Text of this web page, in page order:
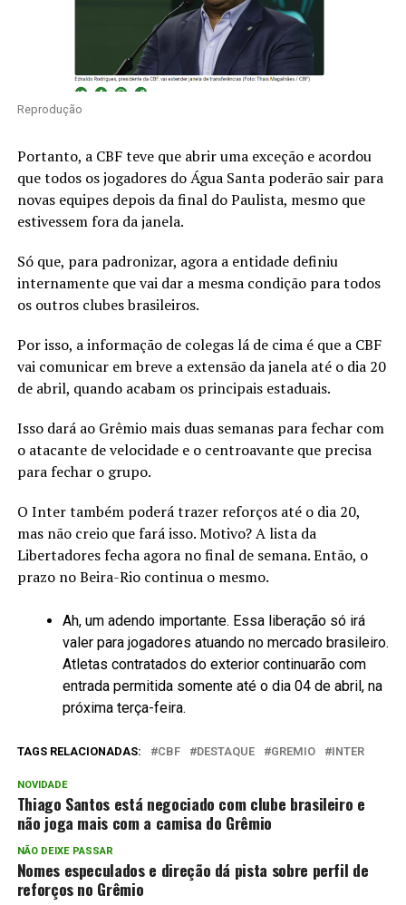
Reprodução
Portanto, a CBF teve que abrir uma exceção e acordou
que todos os jogadores do Água Santa poderão sair para
novas equipes depois da final do Paulista, mesmo que
estivessem fora da janela.
Só que, para padronizar, agora a entidade definiu
internamente que vai dar a mesma condição para todos
os outros clubes brasileiros.
Por isso, a informação de colegas lá de cima é que a CBF
vai comunicar em breve a extensão da janela até o dia 20
de abril, quando acabam os principais estaduais.
Isso dará ao Grêmio mais duas semanas para fechar com
o atacante de velocidade e o centroavante que precisa
para fechar o grupo.
O Inter também poderá trazer reforços até o dia 20,
mas não creio que fará isso. Motivo? A lista da
Libertadores fecha agora no final de semana. Então, o
prazo no Beira-Rio continua o mesmo.
Ah, um adendo importante. Essa liberação só irá
valer para jogadores atuando no mercado brasileiro.
Atletas contratados do exterior continuarão com
entrada permitida somente até o dia 04 de abril, na
próxima terça-feira.
TAGS RELACIONADAS: CBF DESTAQUE GREMIO INTER
NOVIDADE
Thiago Santos está negociado com clube brasileiro e
não joga mais com a camisa do Grêmio
NÃO DEIXE PASSAR
Nomes especulados e direção dá pista sobre perfil de
reforços no Grêmio